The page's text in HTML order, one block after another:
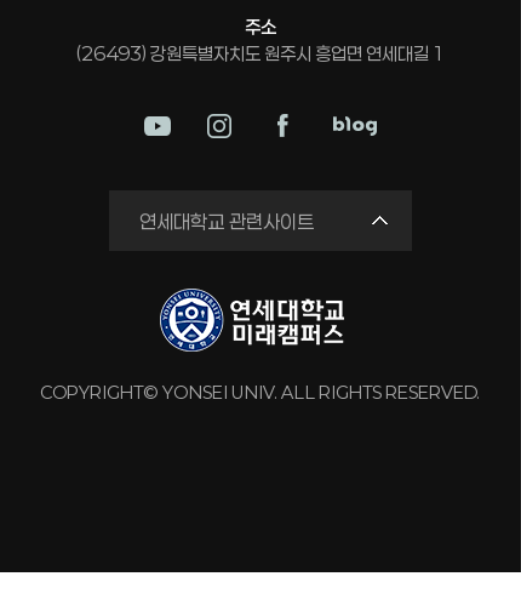
주소
(26493) 강원특별자치도 원주시 흥업면 연세대길 1
COPYRIGHT© YONSEI UNIV. ALL RIGHTS RESERVED.
연세대학교 관련사이트
미래평생교육원
연구실 안전관리시스템
세브란스병원
강남세브란스병원